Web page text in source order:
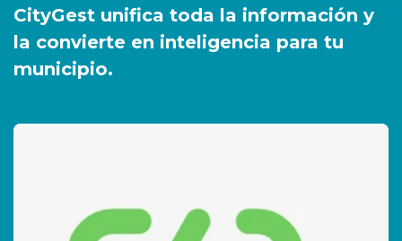
CityGest unifica toda la información y
la convierte en inteligencia para tu
municipio.